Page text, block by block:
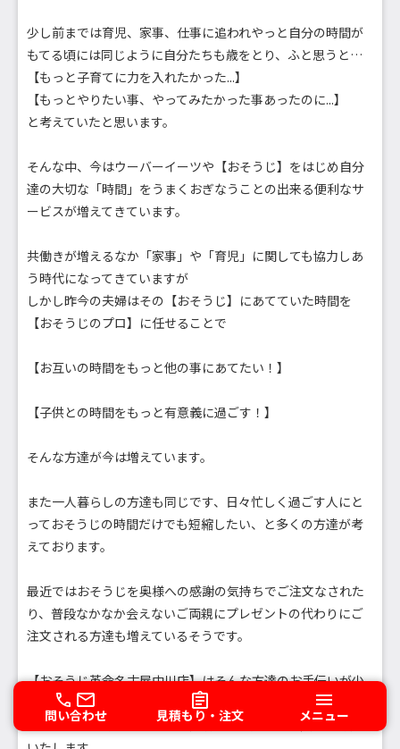
少し前までは育児、家事、仕事に追われやっと自分の時間が
もてる頃には同じように自分たちも歳をとり、ふと思うと…
【もっと子育てに力を入れたかった...】
【もっとやりたい事、やってみたかった事あったのに...】
と考えていたと思います。
そんな中、今はウーバーイーツや【おそうじ】をはじめ自分
達の大切な「時間」をうまくおぎなうことの出来る便利なサ
ービスが増えてきています。
共働きが増えるなか「家事」や「育児」に関しても協力しあ
う時代になってきていますが
しかし昨今の夫婦はその【おそうじ】にあてていた時間を
【おそうじのプロ】に任せることで
【お互いの時間をもっと他の事にあてたい！】
【子供との時間をもっと有意義に過ごす！】
そんな方達が今は増えています。
また一人暮らしの方達も同じです、日々忙しく過ごす人にと
っておそうじの時間だけでも短縮したい、と多くの方達が考
えております。
最近ではおそうじを奥様への感謝の気持ちでご注文なされた
り、普段なかなか会えないご両親にプレゼントの代わりにご
注文される方達も増えているそうです。
【おそうじ革命名古屋中川店】はそんな方達のお手伝いが少
しでも出来るように、市内どこへでもお伺いさせていただき
ます、また市内でなくてもご相談下されば出来る限りご対応
問い合わせ 見積もり・注文 メニュー